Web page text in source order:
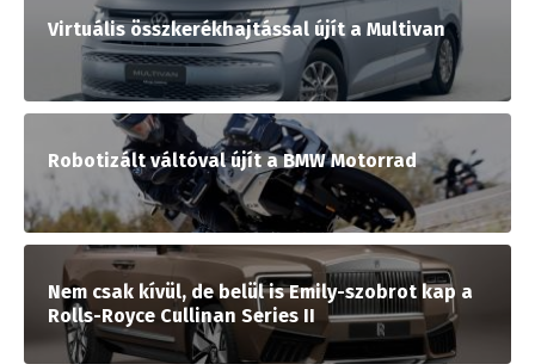
Virtuális összkerékhajtással újít a Multivan
Robotizált váltóval újít a BMW Motorrad
Nem csak kívül, de belül is Emily-szobrot kap a
Rolls-Royce Cullinan Series II